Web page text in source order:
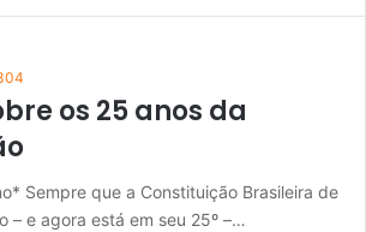
os 25 anos da
Sempre que a Constituição Brasileira de
– e agora está em seu 25º –…